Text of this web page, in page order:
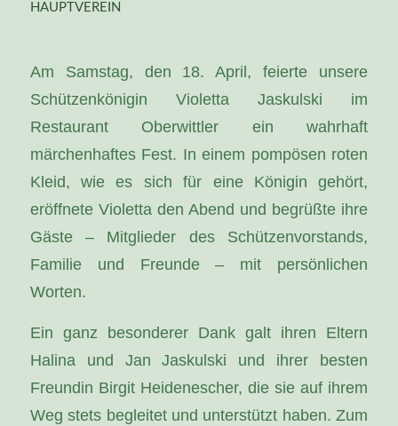
HAUPTVEREIN
Am Samstag, den 18. April, feierte unsere
Schützenkönigin Violetta Jaskulski im
Restaurant Oberwittler ein wahrhaft
märchenhaftes Fest. In einem pompösen roten
Kleid, wie es sich für eine Königin gehört,
eröffnete Violetta den Abend und begrüßte ihre
Gäste – Mitglieder des Schützenvorstands,
Familie und Freunde – mit persönlichen
Worten.
Ein ganz besonderer Dank galt ihren Eltern
Halina und Jan Jaskulski und ihrer besten
Freundin Birgit Heidenescher, die sie auf ihrem
Weg stets begleitet und unterstützt haben. Zum